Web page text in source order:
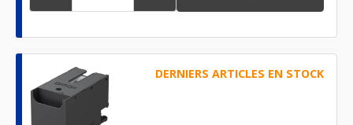
DERNIERS ARTICLES EN STOCK